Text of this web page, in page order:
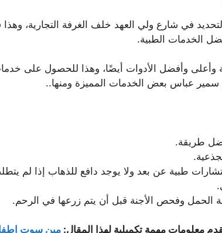
في شارع ولي العهد خلف الغرفة التجارية، وهذا
الخدمات الطبية.
وأعلى وأفضل الأدوات أيضًا، وهذا للحصول على
سمير عباس بعض الخدمات المميزة ومنها..
طريقة.
طبية عن بعد ولا يوجد دافع للذهاب إذا لم
الحمل وفحص الأجنة قبل أن يتم زرعها في الرحم.
معلومات مهمة تكميلية لهذا المقال: مين سوت